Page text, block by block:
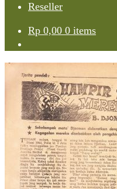
Reseller
Rp 0,00 0 items